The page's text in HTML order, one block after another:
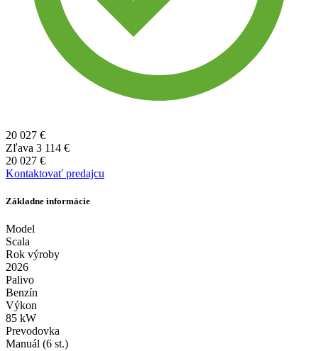
20 027 €
Zľava 3 114 €
20 027 €
Kontaktovať predajcu
Základne informácie
Model
Scala
Rok výroby
2026
Palivo
Benzín
Výkon
85 kW
Prevodovka
Manuál (6 st.)